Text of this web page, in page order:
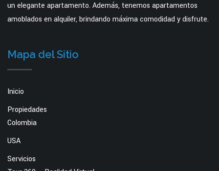
un elegante apartamento. Además, tenemos apartamentos
amoblados en alquiler, brindando máxima comodidad y disfrute.
Mapa del Sitio
Inicio
Propiedades
Colombia
USA
Servicios